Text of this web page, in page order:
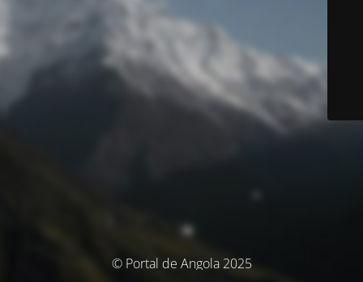
© Portal de Angola 2025